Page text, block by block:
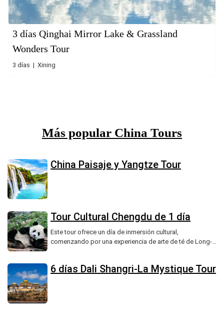
3 días Qinghai Mirror Lake & Grassland
Wonders Tour
3 días | Xining
Más popular China Tours
China Paisaje y Yangtze Tour
Tour Cultural Chengdu de 1 día
Este tour ofrece un día de inmersión cultural,
comenzando por una experiencia de arte de té de Long-
tradicional almuerzo chino, un taller de corte de papel de
6 días Dali Shangri-La Mystique Tour